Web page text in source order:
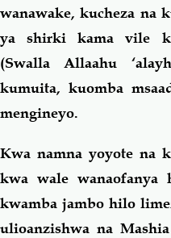
wanawake, kucheza na
ya shirki kama vile
(Swalla Allaahu
kumuita, kuomba
mengineyo.
Kwa namna yoyote na
kwa wale wanaofanya
kwamba jambo hilo
ulioanzishwa na